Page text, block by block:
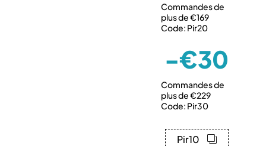
Commandes de
plus de €169
Code: Pir20
-€30
Commandes de
plus de €229
Code: Pir30
Pir10